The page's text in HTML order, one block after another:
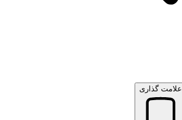
علامت گذاری